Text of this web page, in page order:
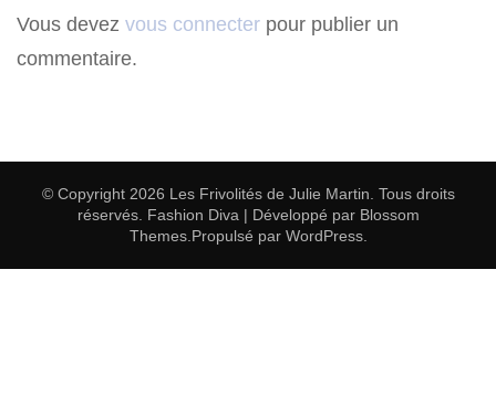
Vous devez vous connecter pour publier un
commentaire.
© Copyright 2026 Les Frivolités de Julie Martin. Tous droits
réservés. Fashion Diva | Développé par Blossom
Themes.Propulsé par WordPress.